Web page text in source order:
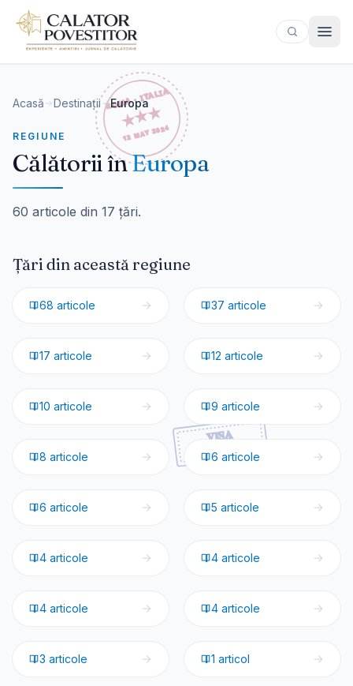
Sari la conținut
Acasă Destinații Europa
REGIUNE
Călătorii înEuropa
60 articole din 17 țări.
Țări din această regiune
🇮🇹Italia
68 articole 37 articole
🇨🇭Elveția
17 articole
🇳🇴Norvegia
12 articole
🇫🇷Franța
10 articole
🇩🇪Germania
9 articole
🇪🇸Spania
8 articole
🇦🇹Austria
6 articole
🇳🇱Olanda
6 articole
🇬🇷Grecia
5 articole
🇧🇪Belgia
4 articole
🇭🇷Croația
4 articole
🇸🇪Suedia
4 articole
🇲🇹Malta
4 articole
🇫🇮Finlanda
3 articole
🇨🇿Cehia
1 articol
🇱🇮Lichtenstein